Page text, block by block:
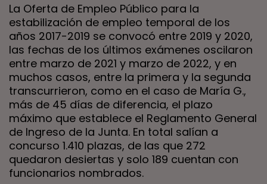
La Oferta de Empleo Público para la
estabilización de empleo temporal de los
años 2017-2019 se convocó entre 2019 y 2020,
las fechas de los últimos exámenes oscilaron
entre marzo de 2021 y marzo de 2022, y en
muchos casos, entre la primera y la segunda
transcurrieron, como en el caso de María G.,
más de 45 días de diferencia, el plazo
máximo que establece el Reglamento General
de Ingreso de la Junta. En total salían a
concurso 1.410 plazas, de las que 272
quedaron desiertas y solo 189 cuentan con
funcionarios nombrados.